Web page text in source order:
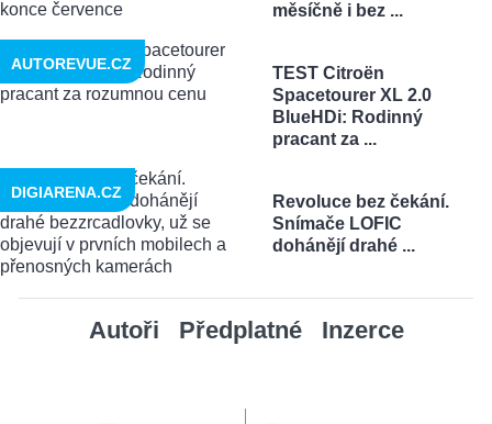
měsíčně i bez ...
TEST Citroën
Spacetourer XL 2.0
BlueHDi: Rodinný
pracant za ...
AUTOREVUE.CZ
Revoluce bez čekání.
Snímače LOFIC
dohánějí drahé ...
DIGIARENA.CZ
Autoři Předplatné Inzerce